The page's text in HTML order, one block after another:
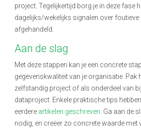
project. Tegelijkertijd borg je in deze fase
dagelijks/wekelijks signalen over foutieve
afgehandeld.
Aan de slag
Met deze stappen kan je een concrete
gegevenskwaliteit van je organisatie. Pak
zelfstandig project of als onderdeel van
dataproject. Enkele praktische tips
eerdere artikelen geschreven . Ga aan de
nodig, en creëer zo concrete waarde met